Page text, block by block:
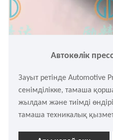
Автокөлік
Зауыт ретінде Automotive
сенімділікке, тамаша
жылдам және тиімді
тамаша техникалық